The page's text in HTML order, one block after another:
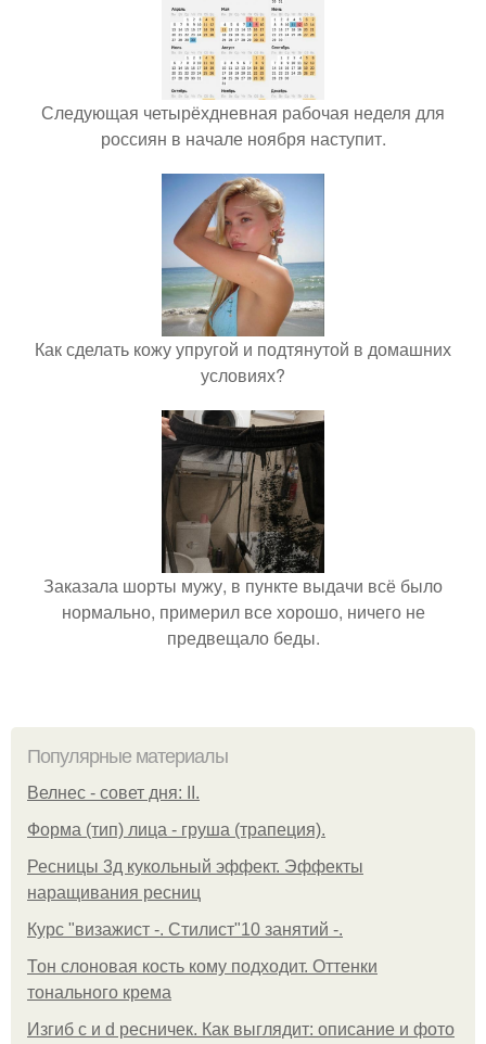
Следующая четырёхдневная рабочая неделя для
россиян в начале ноября наступит.
Как сделать кожу упругой и подтянутой в домашних
условиях?
Заказала шорты мужу, в пункте выдачи всё было
нормально, примерил все хорошо, ничего не
предвещало беды.
Популярные материалы
Велнес - совет дня: II.
Форма (тип) лица - груша (трапеция).
Ресницы 3д кукольный эффект. Эффекты
наращивания ресниц
Курс "визажист -. Стилист"10 занятий -.
Тон слоновая кость кому подходит. Оттенки
тонального крема
Изгиб c и d ресничек. Как выглядит: описание и фото